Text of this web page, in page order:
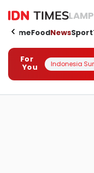
HomeFoodNewsSport
For
You
Indonesia